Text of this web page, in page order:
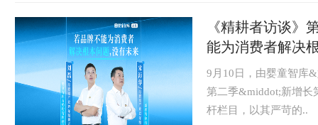
《精耕者访谈》
能为消费者解决
9月10日，由婴童智库
第二季&middot;新增长
杆栏目，以其严苛的..